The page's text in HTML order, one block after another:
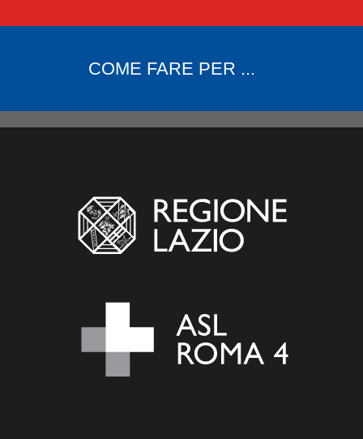
COME FARE PER ...